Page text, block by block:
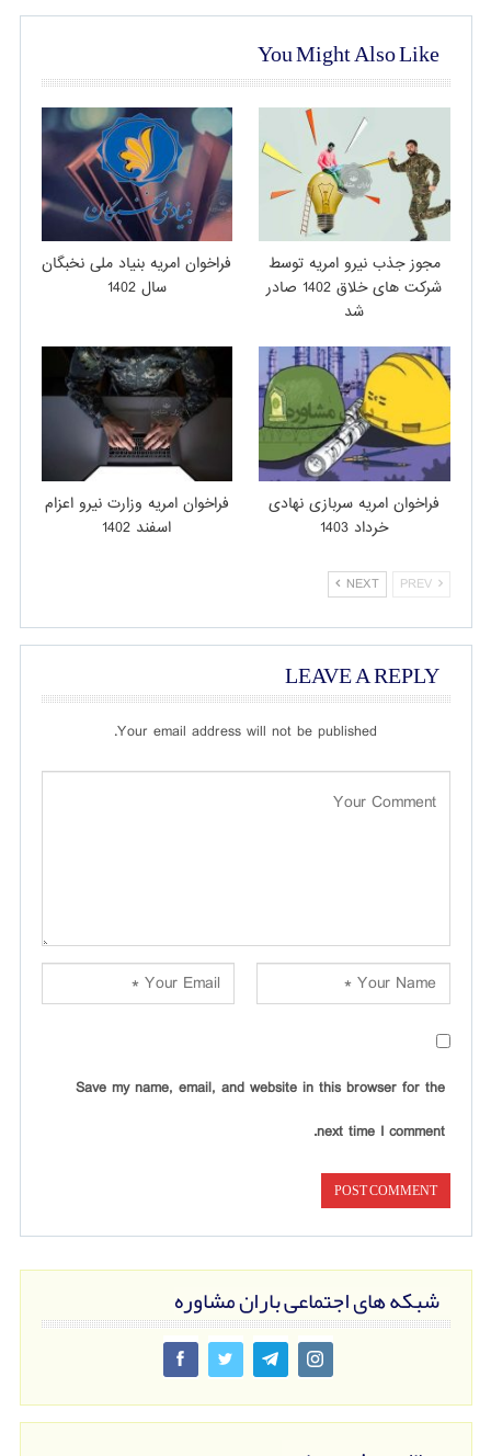
You Might Also Like
مجوز جذب نیرو امریه توسط
شرکت های خلاق 1402 صادر
شد
فراخوان امریه بنیاد ملی نخبگان
سال 1402
فراخوان امریه سربازی نهادی
خرداد 1403
فراخوان امریه وزارت نیرو اعزام
اسفند 1402
PREV
NEXT
LEAVE A REPLY
Your email address will not be published.
Save my name, email, and website in this browser for the
next time I comment.
شبکه های اجتماعی باران مشاوره